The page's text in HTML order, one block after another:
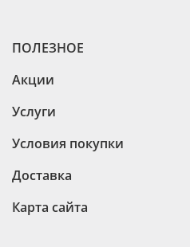
ПОЛЕЗНОЕ
Акции
Услуги
Условия покупки
Доставка
Карта сайта